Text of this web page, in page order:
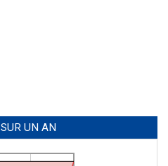
SUR UN AN